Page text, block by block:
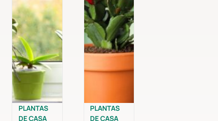
PLANTAS
DE CASA
PLANTAS
DE CASA